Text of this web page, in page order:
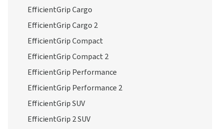
EfficientGrip Cargo
EfficientGrip Cargo 2
EfficientGrip Compact
EfficientGrip Compact 2
EfficientGrip Performance
EfficientGrip Performance 2
EfficientGrip SUV
EfficientGrip 2 SUV